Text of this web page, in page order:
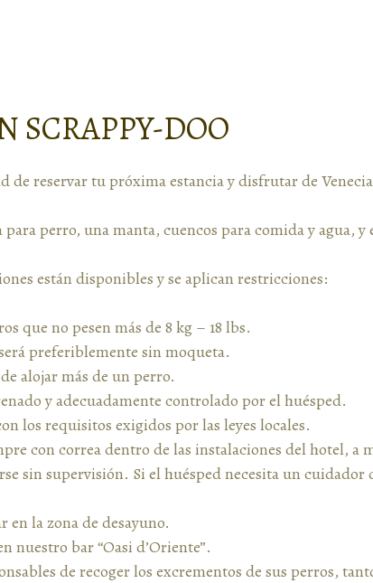
SCRAPPY-DOO
de reservar tu próxima estancia y disfrutar de
para perro, una manta, cuencos para comida y agua,
están disponibles y se aplican restricciones:
que no pesen más de 8 kg – 18 lbs.
preferiblemente sin moqueta.
alojar más de un perro.
y adecuadamente controlado por el huésped.
los requisitos exigidos por las leyes locales.
con correa dentro de las instalaciones del hotel, a
sin supervisión. Si el huésped necesita un
en la zona de desayuno.
nuestro bar “Oasi d’Oriente”.
de recoger los excrementos de sus perros,